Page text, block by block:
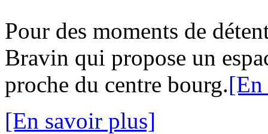
Pour des moments de
Bravin qui propose un
proche du centre bourg.[En
[En savoir plus]